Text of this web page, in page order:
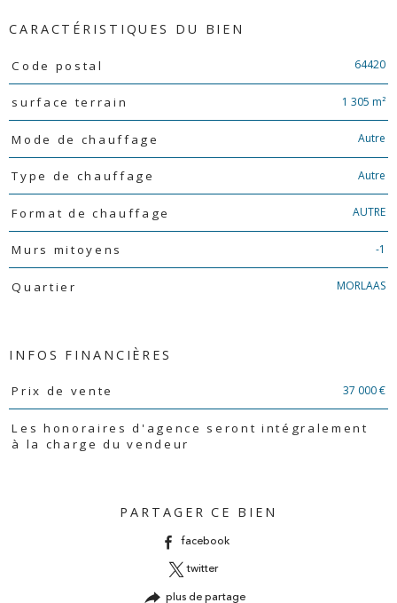
CARACTÉRISTIQUES DU BIEN
Caractéristiques Valeurs
Code postal 64420
surface terrain 1 305 m²
Mode de chauffage Autre
Type de chauffage Autre
Format de chauffage AUTRE
Murs mitoyens -1
Quartier MORLAAS
INFOS FINANCIÈRES
Caractéristiques Valeurs
Prix de vente 37 000 €
Les honoraires d'agence seront intégralement
à la charge du vendeur
PARTAGER CE BIEN
facebook
twitter
plus de partage